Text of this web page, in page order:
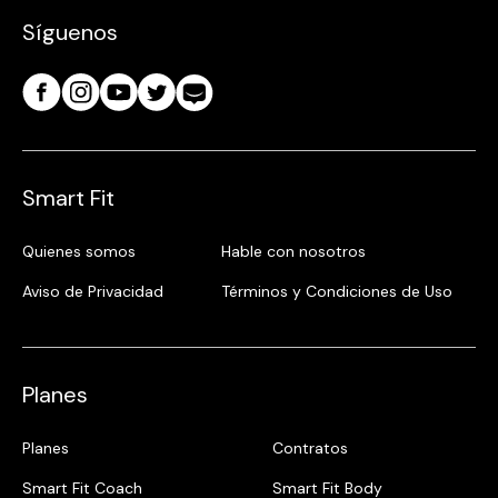
Síguenos
Smart Fit
Quienes somos
Hable con nosotros
Aviso de Privacidad
Términos y Condiciones de Uso
Planes
Planes
Contratos
Smart Fit Coach
Smart Fit Body